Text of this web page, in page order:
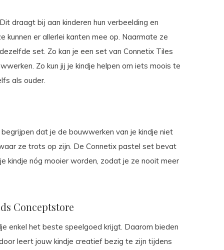
draagt bij aan kinderen hun verbeelding en
kunnen er allerlei kanten mee op. Naarmate ze
set. Zo kan je een set van Connetix Tiles
Zo kun jij je kindje helpen om iets moois te
als ouder.
dat je de bouwwerken van je kindje niet
ze trots op zijn. De Connetix pastel set bevat
kindje nóg mooier worden, zodat je ze nooit meer
Conceptstore
enkel het beste speelgoed krijgt. Daarom bieden
leert jouw kindje creatief bezig te zijn tijdens